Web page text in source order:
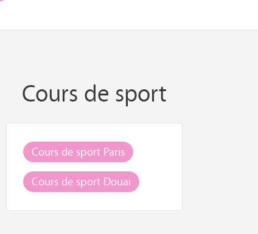
Cours de sport
Cours de sport Paris
Cours de sport Douai